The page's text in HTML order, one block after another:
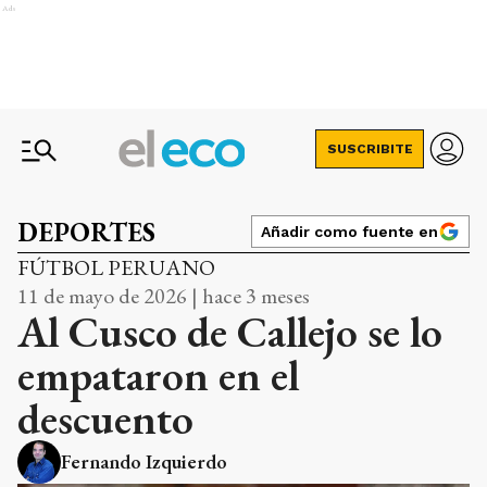
Ads
SUSCRIBITE
DEPORTES Añadir como fuente en
FÚTBOL PERUANO
11 de mayo de 2026 | hace 3 meses
Al Cusco de Callejo se lo
empataron en el
descuento
Fernando Izquierdo